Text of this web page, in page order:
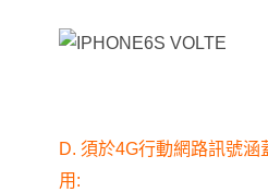
D. 須於4G行動網路訊號
用: